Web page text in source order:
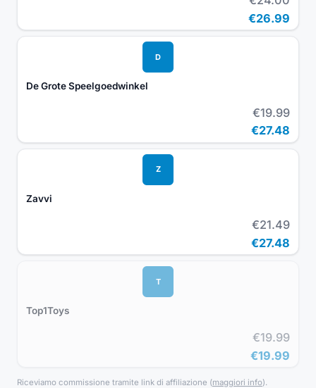
€26.99
D
De Grote Speelgoedwinkel
€19.99
€27.48
Z
Zavvi
€21.49
€27.48
T
Top1Toys
€19.99
€19.99
Riceviamo commissione tramite link di affiliazione (maggiori info).